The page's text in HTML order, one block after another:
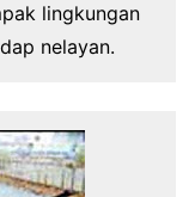
lingkungan
nelayan.